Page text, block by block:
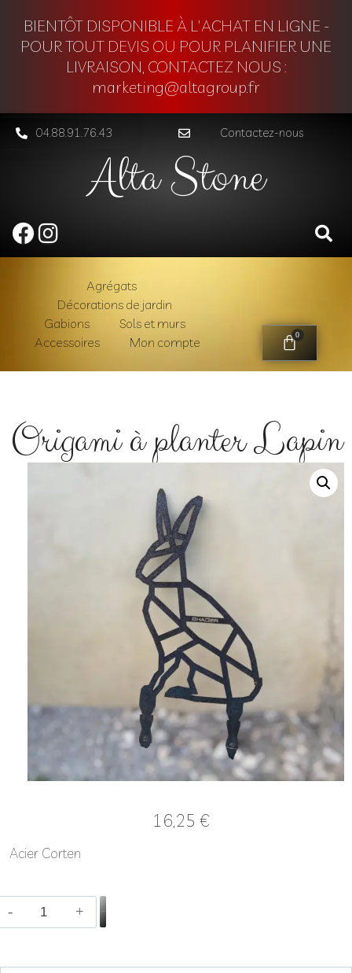
BIENTÔT DISPONIBLE À L'ACHAT EN LIGNE -
POUR TOUT DEVIS OU POUR PLANIFIER UNE
LIVRAISON, CONTACTEZ NOUS :
marketing@altagroup.fr
04.88.91.76.43 Contactez-nous
Alta Stone
Agrégats
Décorations de jardin
Gabions
Sols et murs
Accessoires
Mon compte 0
Origami à planter Lapin
16,25 €
Acier Corten